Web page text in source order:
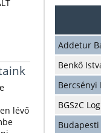
lévő
Addetur
Benkő
Bercsényi
BGSzC
Budapesti